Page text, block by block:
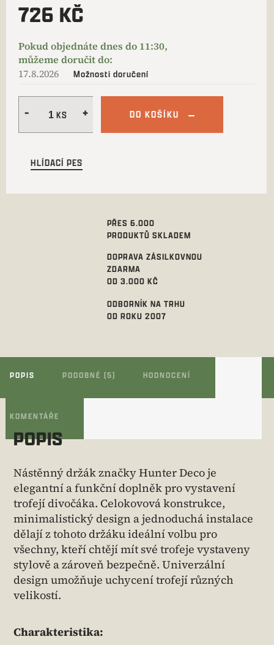
726 KČ
17.8.2026 Možnosti doručení
DO KOŠÍKU
HLÍDACÍ PES
PŘES 6.000
PRODUKTŮ SKLADEM
DOPRAVA ZÁSILKOVNOU
ZDARMA
OD 3.000 KČ
ODBORNÍK NA TRHU
OD ROKU 2007
POPIS PODOBNÉ (5) HODNOCENÍ
KOMENTÁŘE
POPIS
Nástěnný držák značky Hunter Deco je
elegantní a funkční doplněk pro vystavení
trofejí divočáka. Celokovová konstrukce,
minimalistický design a jednoduchá instalace
dělají z tohoto držáku ideální volbu pro
všechny, kteří chtějí mít své trofeje vystaveny
stylově a zároveň bezpečně. Univerzální
design umožňuje uchycení trofejí různých
velikostí.
Charakteristika: